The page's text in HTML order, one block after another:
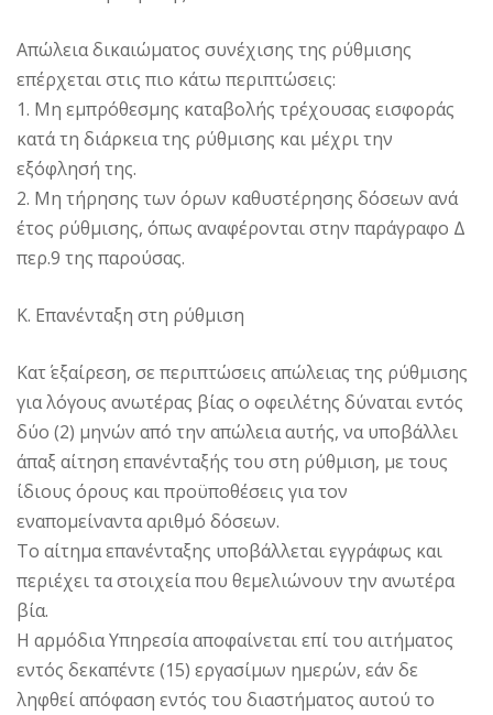
Απώλεια δικαιώματος συνέχισης της ρύθμισης
επέρχεται στις πιο κάτω περιπτώσεις:
1. Μη εμπρόθεσμης καταβολής τρέχουσας εισφοράς
κατά τη διάρκεια της ρύθμισης και μέχρι την
εξόφλησή της.
2. Μη τήρησης των όρων καθυστέρησης δόσεων ανά
έτος ρύθμισης, όπως αναφέρονται στην παράγραφο Δ
περ.9 της παρούσας.
Κ. Επανένταξη στη ρύθμιση
Κατ΄ εξαίρεση, σε περιπτώσεις απώλειας της ρύθμισης
για λόγους ανωτέρας βίας ο οφειλέτης δύναται εντός
δύο (2) μηνών από την απώλεια αυτής, να υποβάλλει
άπαξ αίτηση επανένταξής του στη ρύθμιση, με τους
ίδιους όρους και προϋποθέσεις για τον
εναπομείναντα αριθμό δόσεων.
Το αίτημα επανένταξης υποβάλλεται εγγράφως και
περιέχει τα στοιχεία που θεμελιώνουν την ανωτέρα
βία.
Η αρμόδια Υπηρεσία αποφαίνεται επί του αιτήματος
εντός δεκαπέντε (15) εργασίμων ημερών, εάν δε
ληφθεί απόφαση εντός του διαστήματος αυτού το